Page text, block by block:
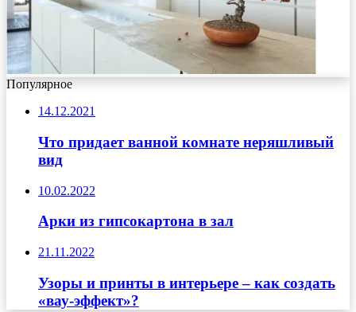
Популярное
14.12.2021
Что придает ванной комнате неряшливый
вид
10.02.2022
Арки из гипсокартона в зал
21.11.2022
Узоры и принты в интерьере – как создать
«вау-эффект»?